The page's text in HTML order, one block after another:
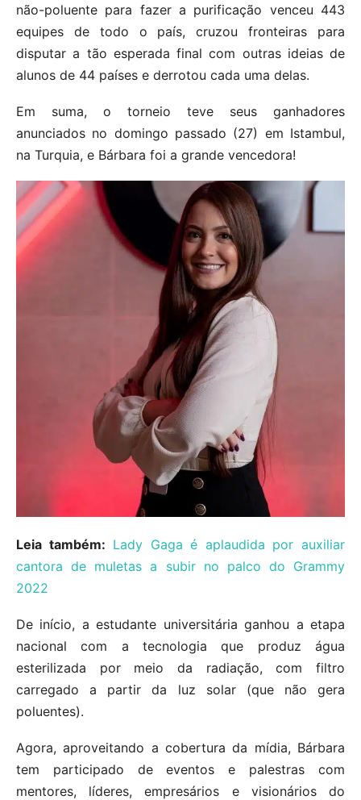
não-poluente para fazer a purificação venceu 443
equipes de todo o país, cruzou fronteiras para
disputar a tão esperada final com outras ideias de
alunos de 44 países e derrotou cada uma delas.
Em suma, o torneio teve seus ganhadores
anunciados no domingo passado (27) em Istambul,
na Turquia, e Bárbara foi a grande vencedora!
Leia também: Lady Gaga é aplaudida por auxiliar
cantora de muletas a subir no palco do Grammy
2022
De início, a estudante universitária ganhou a etapa
nacional com a tecnologia que produz água
esterilizada por meio da radiação, com filtro
carregado a partir da luz solar (que não gera
poluentes).
Agora, aproveitando a cobertura da mídia, Bárbara
tem participado de eventos e palestras com
mentores, líderes, empresários e visionários do